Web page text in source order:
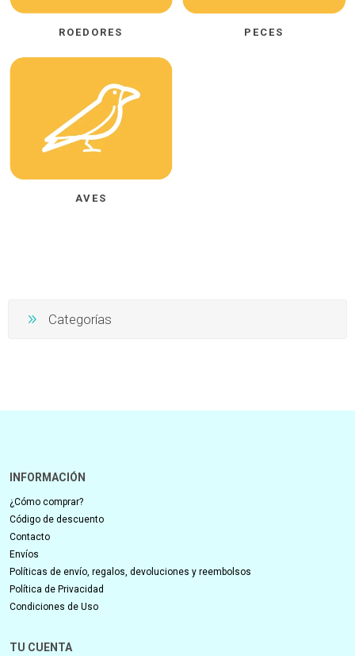
ROEDORES PECES
AVES
Categorías
INFORMACIÓN
¿Cómo comprar?
Código de descuento
Contacto
Envíos
Políticas de envío, regalos, devoluciones y reembolsos
Política de Privacidad
Condiciones de Uso
TU CUENTA